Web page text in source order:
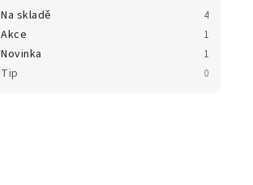
Na skladě 4
Akce 1
Novinka 1
Tip 0